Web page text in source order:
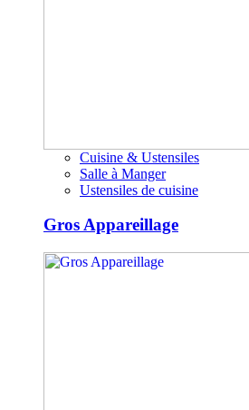
Cuisine & Ustensiles
Salle à Manger
Ustensiles de cuisine
Gros Appareillage